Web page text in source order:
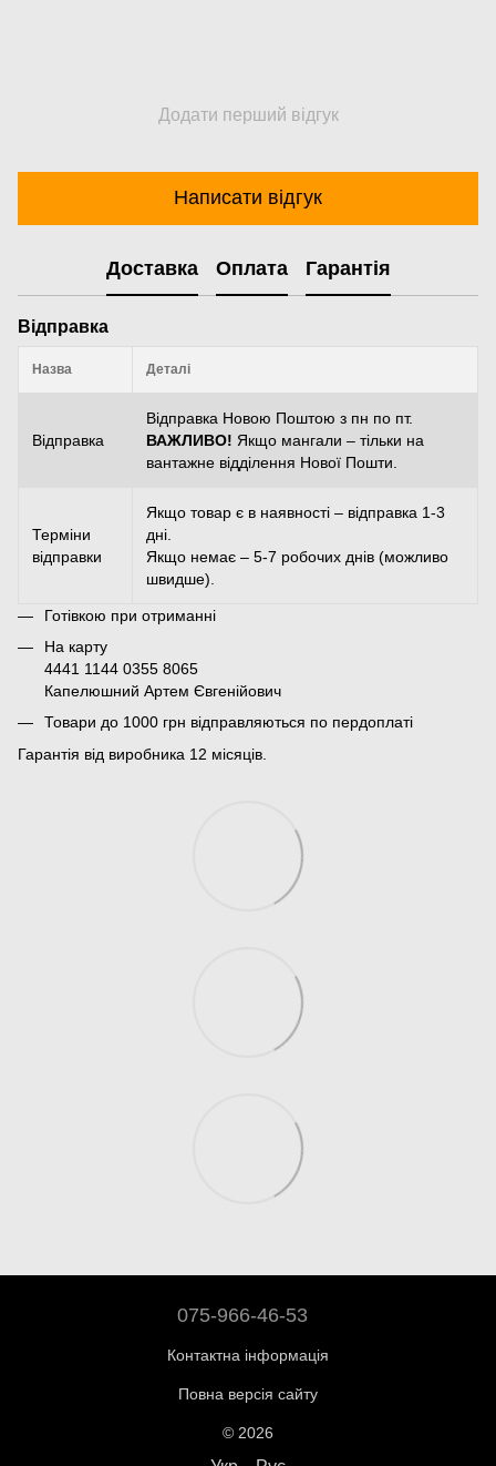
Додати перший відгук
Написати відгук
Доставка Оплата Гарантія
Відправка
Назва Деталі
Відправка
Відправка Новою Поштою з пн по пт.
ВАЖЛИВО! Якщо мангали – тільки на
вантажне відділення Нової Пошти.
Терміни
відправки
Якщо товар є в наявності – відправка 1-3
дні.
Якщо немає – 5-7 робочих днів (можливо
швидше).
Готівкою при отриманні
На карту
4441 1144 0355 8065
Капелюшний Артем Євгенійович
Товари до 1000 грн відправляються по пердоплаті
Гарантія від виробника 12 місяців.
075-966-46-53
Контактна інформація
Повна версія сайту
© 2026